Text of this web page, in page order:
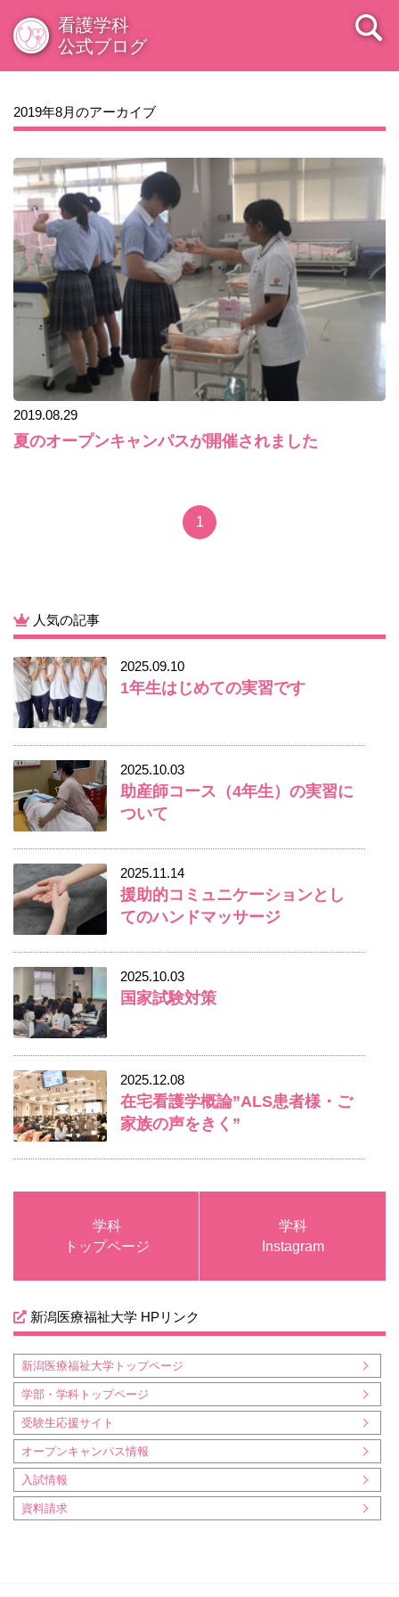
看護学科
公式ブログ
2019年8月のアーカイブ
2019.08.29
夏のオープンキャンパスが開催されました
1
人気の記事
2025.09.10
1年生はじめての実習です
2025.10.03
助産師コース（4年生）の実習に
ついて
2025.11.14
援助的コミュニケーションとし
てのハンドマッサージ
2025.10.03
国家試験対策
2025.12.08
在宅看護学概論”ALS患者様・ご
家族の声をきく”
学科
トップページ
学科
Instagram
新潟医療福祉大学 HPリンク
新潟医療福祉大学トップページ
学部・学科トップページ
受験生応援サイト
オープンキャンパス情報
入試情報
資料請求